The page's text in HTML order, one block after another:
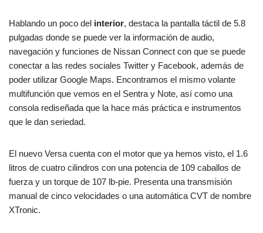
Hablando un poco del interior, destaca la pantalla táctil de 5.8
pulgadas donde se puede ver la información de audio,
navegación y funciones de Nissan Connect con que se puede
conectar a las redes sociales Twitter y Facebook, además de
poder utilizar Google Maps. Encontramos el mismo volante
multifunción que vemos en el Sentra y Note, así como una
consola rediseñada que la hace más práctica e instrumentos
que le dan seriedad.
El nuevo Versa cuenta con el motor que ya hemos visto, el 1.6
litros de cuatro cilindros con una potencia de 109 caballos de
fuerza y un torque de 107 lb-pie. Presenta una transmisión
manual de cinco velocidades o una automática CVT de nombre
XTronic.